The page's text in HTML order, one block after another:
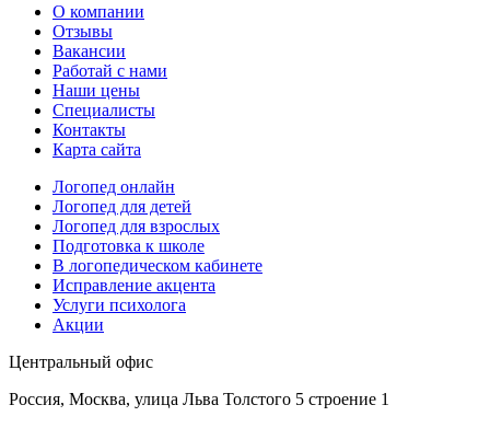
О компании
Отзывы
Вакансии
Работай с нами
Наши цены
Специалисты
Контакты
Карта сайта
Логопед онлайн
Логопед для детей
Логопед для взрослых
Подготовка к школе
В логопедическом кабинете
Исправление акцента
Услуги психолога
Акции
Центральный офис
Россия, Москва, улица Льва Толстого 5 строение 1